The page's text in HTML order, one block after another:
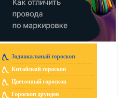
Зодиакальный гороскоп
Китайский гороскоп
Цветочный гороскоп
Гороскоп друидов